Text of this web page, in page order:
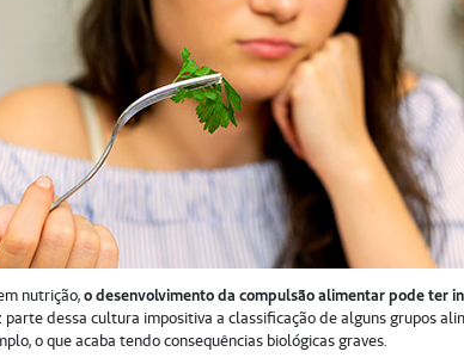
nutrição,o desenvolvimento da compulsão alimentar pode ter
parte dessa cultura impositiva a classificação de alguns grupos
o que acaba tendo consequências biológicas graves.